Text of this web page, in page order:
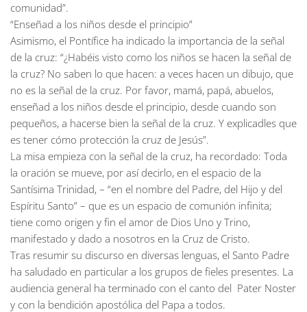
comunidad”.
“Enseñad a los niños desde el principio”
Asimismo, el Pontífice ha indicado la importancia de la señal
de la cruz: “¿Habéis visto como los niños se hacen la señal de
la cruz? No saben lo que hacen: a veces hacen un dibujo, que
no es la señal de la cruz. Por favor, mamá, papá, abuelos,
enseñad a los niños desde el principio, desde cuando son
pequeños, a hacerse bien la señal de la cruz. Y explicadles que
es tener cómo protección la cruz de Jesús”.
La misa empieza con la señal de la cruz, ha recordado: Toda
la oración se mueve, por así decirlo, en el espacio de la
Santísima Trinidad, – “en el nombre del Padre, del Hijo y del
Espíritu Santo” – que es un espacio de comunión infinita;
tiene como origen y fin el amor de Dios Uno y Trino,
manifestado y dado a nosotros en la Cruz de Cristo.
Tras resumir su discurso en diversas lenguas, el Santo Padre
ha saludado en particular a los grupos de fieles presentes. La
audiencia general ha terminado con el canto del Pater Noster
y con la bendición apostólica del Papa a todos.